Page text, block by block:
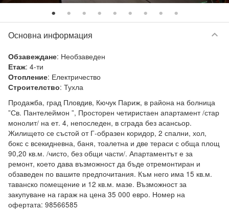
Основна информация keyboard_arrow_down
Обзавеждане: Необзаведен
Етаж: 4-ти
Отопление: Електричество
Строителство: Тухла
Продажба, град Пловдив, Кючук Париж, в района на болница
”Св. Пантелеймон ”, Просторен четиристаен апартамент /стар
монолит/ на ет. 4, непоследен, в сграда без асансьор.
Жилището се състой от Г-образен коридор, 2 спални, хол,
бокс с всекидневна, баня, тоалетна и две тераси с обща площ
90,20 кв.м. /чисто, без общи части/. Апартаментът е за
ремонт, което дава възможност да бъде отремонтиран и
обзаведен по вашите предпочитания. Към него има 15 кв.м.
таванско помещение и 12 кв.м. мазе. Възможност за
закупуване на гараж на цена 35 000 евро. Номер на
офертата: 98566585